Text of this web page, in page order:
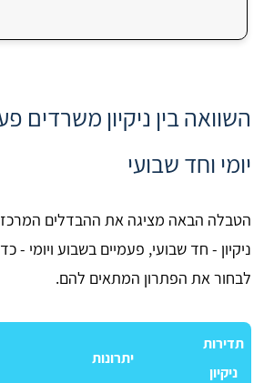
השוואה בין ניקיון משרדים
יומי וחד שבועי
הטבלה הבאה מציגה את ההבדלים
ניקיון - חד שבועי, פעמיים בשבוע ויומי -
לבחור את הפתרון המתאים להם.
תדירות
ניקיון
יתרונות